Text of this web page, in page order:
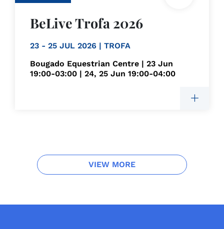
BeLive Trofa 2026
23 - 25 JUL 2026 | TROFA
Bougado Equestrian Centre | 23 Jun
19:00-03:00 | 24, 25 Jun 19:00-04:00
VIEW MORE